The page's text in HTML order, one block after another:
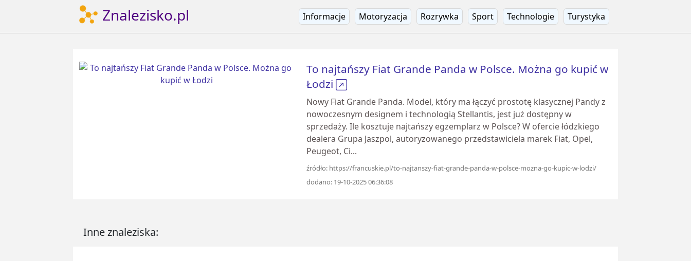
Znalezisko.pl Informacje Motoryzacja Rozrywka Sport Technologie Turystyka
To najtańszy Fiat Grande Panda w Polsce. Można go kupić w
Łodzi
Nowy Fiat Grande Panda. Model, który ma łączyć prostotę klasycznej Pandy z
nowoczesnym designem i technologią Stellantis, jest już dostępny w
sprzedaży. Ile kosztuje najtańszy egzemplarz w Polsce? W ofercie łódzkiego
dealera Grupa Jaszpol, autoryzowanego przedstawiciela marek Fiat, Opel,
Peugeot, Ci...
źródło: https://francuskie.pl/to-najtanszy-fiat-grande-panda-w-polsce-mozna-go-kupic-w-lodzi/
dodano: 19-10-2025 06:36:08
Inne znaleziska: